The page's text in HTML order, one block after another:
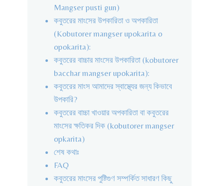
Mangser pusti gun)
কবুতরের মাংসের উপকারিতা ও অপকারিতা
(Kobutorer mangser upokarita o
opokarita):
কবুতরের বাচ্চার মাংসের উপকারিতা (kobutorer
bacchar mangser upokarita):
কবুতরের মাংস আমাদের স্বাস্থ্যের জন্য কিভাবে
উপকারি?
কবুতরের বাচ্চা খাওয়ার অপকারিতা বা কবুতরের
মাংসের ক্ষতিকর দিক (kobutorer mangser
opkarita)
শেষ কথাঃ
FAQ
কবুতরের মাংসের পুষ্টিগুণ সম্পর্কিত সাধারণ কিছু